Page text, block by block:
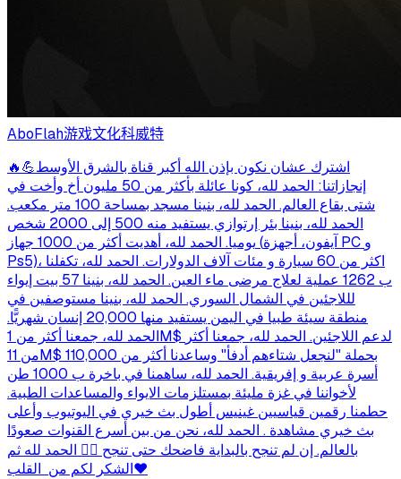
AboFlah游戏文化科威特
اشترك عشان نكون بإذن الله أكبر قناة بالشرق الأوسط💪🔥
إنجازاتنا: الحمد لله، كونا عائلة بأكثر من 50 مليون أخ وأخت في
شتى بقاع العالم. الحمد لله، بنينا مسجد بمساحة 100 متر مكعب.
الحمد لله، بنينا بئر إرتوازي يستفيد منه 500 إلى 2000 شخص
يوميا. الحمد لله، أهديت أكثر من 1000 جهاز (آيفون، أجهزة PC و
Ps5)، اكثر من 60 سيارة و مئات آلاف الدولارات. الحمد لله، تكفلنا
ب 1262 عملية لعلاج مرضى ماء العين. الحمد لله، بنينا 57 بيت إيواء
لللاجئين في الشمال السوري. الحمد لله، بنينا مستوصفين في
منطقة سيئة طبيا في اليمن يستفيد منها 20,000 إنسان شهريًّا.
الحمد لله، جمعنا أكثر من 1M$ لدعم اللاجئين. الحمد لله، جمعنا أكثر
من 11M$ بحملة "لنجعل شتاءهم أدفأ" وساعدنا أكثر من 110,000
أسرة عربية و إفريقية. الحمد لله، ساهمنا في باخرة ب 1000 طن
لأخواننا في غزة مليئة بمستلزمات الايواء والمساعدات الطبية.
حطمنا رقمين قياسيين غينيس أطول بث خيري في اليوتيوب وأعلى
بث خيري مشاهدة . الحمد لله، نحن من بين أسرع القنوات صعودًا
بالعالم. إن لم تنجح بالبداية فاضحك حتى تنجح ✍🏽 الحمد لله ثم
الشكر لكم من القلب❤‍